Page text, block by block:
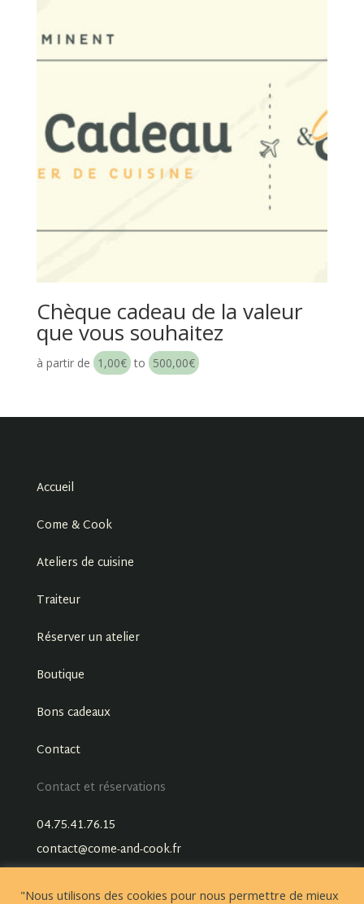
Chèque cadeau de la valeur
que vous souhaitez
à partir de 1,00€ to 500,00€
Accueil
Come & Cook
Ateliers de cuisine
Traiteur
Réserver un atelier
Boutique
Bons cadeaux
Contact
Contact et réservations
04.75.41.76.15
contact@come-and-cook.fr
"Nous utilisons des cookies pour nous permettre de mieux